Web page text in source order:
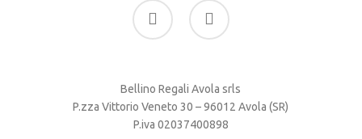
phone email
Bellino Regali Avola srls
P.zza Vittorio Veneto 30 – 96012 Avola (SR)
P.iva 02037400898